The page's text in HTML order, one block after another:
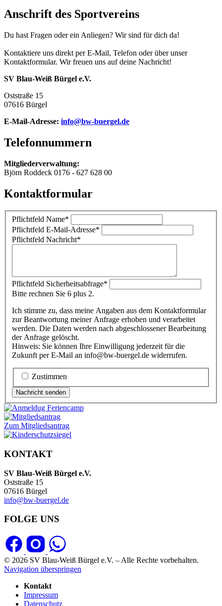
Anschrift des Sportvereins
Du hast Fragen oder ein Anliegen? Wir sind für dich da!
Kontaktiere uns direkt per E-Mail, Telefon oder über unser
Kontaktformular. Wir freuen uns auf deine Nachricht!
SV Blau-Weiß Bürgel e.V.
Oststraße 15
07616 Bürgel
E-Mail-Adresse: info@bw-buergel.de
Telefonnummern
Mitgliederverwaltung:
Björn Roddeck 0176 - 627 628 00
Kontaktformular
Pflichtfeld Name*
Pflichtfeld E-Mail-Adresse*
Pflichtfeld Nachricht*
Pflichtfeld Sicherheitsabfrage*
Bitte rechnen Sie 6 plus 2.
Ich stimme zu, dass meine Angaben aus dem Kontaktformular
zur Beantwortung meiner Anfrage erhoben und verarbeitet
werden. Die Daten werden nach abgeschlossener Bearbeitung
der Anfrage gelöscht.
Hinweis: Sie können Ihre Einwilligung jederzeit für die
Zukunft per E-Mail an info@bw-buergel.de widerrufen.
Zustimmen
Nachricht senden
Zum Mitgliedsantrag
KONTAKT
SV Blau-Weiß Bürgel e.V.
Oststraße 15
07616 Bürgel
info@bw-buergel.de
FOLGE UNS
© 2026 SV Blau-Weiß Bürgel e.V. – Alle Rechte vorbehalten.
Navigation überspringen
Kontakt
Impressum
Datenschutz